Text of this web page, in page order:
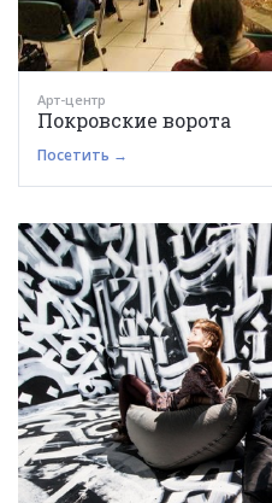
Арт-центр
Покровские ворота
Посетить →